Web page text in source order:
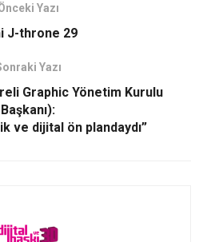
Yazı
J-throne 29
Yazı
Graphic Yönetim Kurulu
Başkanı):
ve dijital ön plandaydı”